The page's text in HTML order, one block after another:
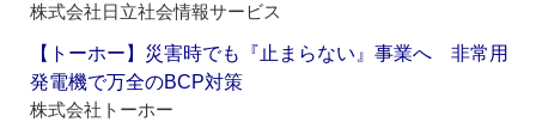
株式会社日立社会情報サービス
【トーホー】災害時でも『止まらない』事業へ 非常用
発電機で万全のBCP対策
株式会社トーホー